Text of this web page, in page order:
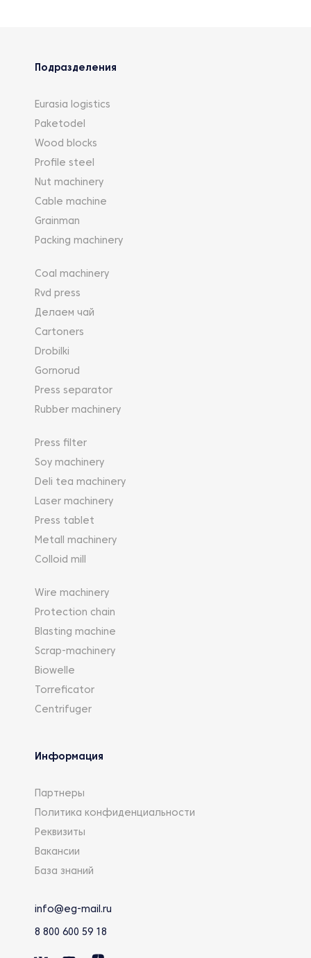
Подразделения
Eurasia logistics
Paketodel
Wood blocks
Profile steel
Nut machinery
Cable machine
Grainman
Packing machinery
Coal machinery
Rvd press
Делаем чай
Cartoners
Drobilki
Gornorud
Press separator
Rubber machinery
Press filter
Soy machinery
Deli tea machinery
Laser machinery
Press tablet
Metall machinery
Colloid mill
Wire machinery
Protection chain
Blasting machine
Scrap-machinery
Biowelle
Torreficator
Centrifuger
Информация
Партнеры
Политика конфиденциальности
Реквизиты
Вакансии
База знаний
info@eg-mail.ru
8 800 600 59 18